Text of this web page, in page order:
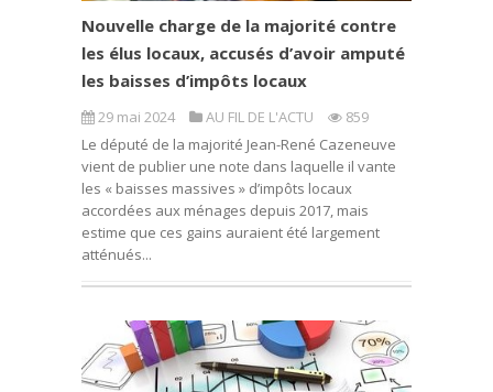
Nouvelle charge de la majorité contre
les élus locaux, accusés d’avoir amputé
les baisses d’impôts locaux
29 mai 2024 AU FIL DE L'ACTU
859
Le député de la majorité Jean-René Cazeneuve
vient de publier une note dans laquelle il vante
les « baisses massives » d’impôts locaux
accordées aux ménages depuis 2017, mais
estime que ces gains auraient été largement
atténués...